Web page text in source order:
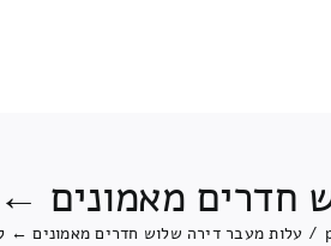
חדרים מאמונים
/ עלות מעבר דירה שלוש חדרים מאמונים ←